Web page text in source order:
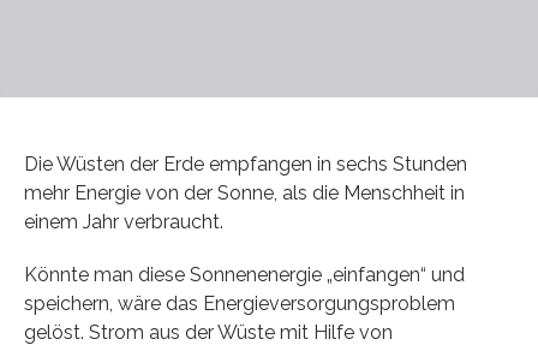
Die Wüsten der Erde empfangen in sechs Stunden
mehr Energie von der Sonne, als die Menschheit in
einem Jahr verbraucht.
Könnte man diese Sonnenenergie „einfangen“ und
speichern, wäre das Energieversorgungsproblem
gelöst. Strom aus der Wüste mit Hilfe von